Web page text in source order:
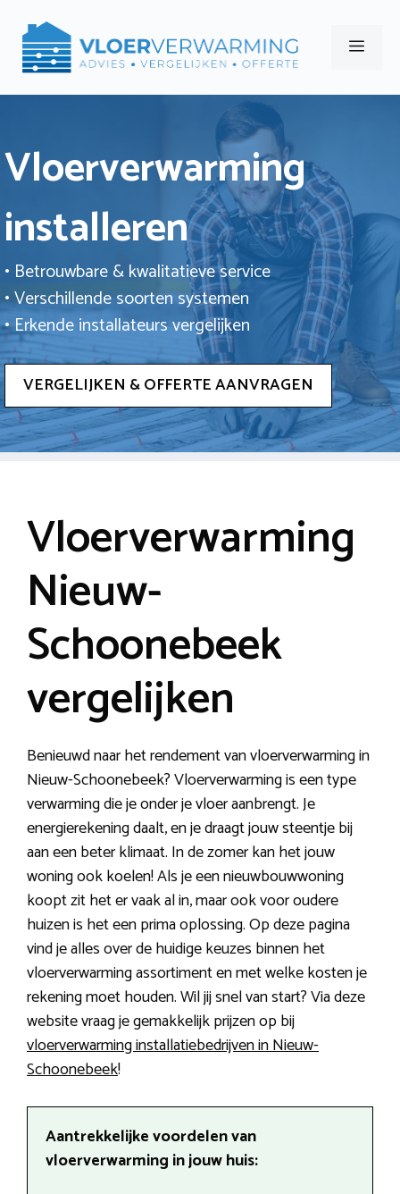
naar
Menu
Vloerverwarming
installeren
• Betrouwbare & kwalitatieve service
• Verschillende soorten systemen
• Erkende installateurs vergelijken
VERGELIJKEN & OFFERTE AANVRAGEN
Vloerverwarming
Nieuw-
Schoonebeek
vergelijken
Benieuwd naar het rendement van vloerverwarming in
Nieuw-Schoonebeek? Vloerverwarming is een type
verwarming die je onder je vloer aanbrengt. Je
energierekening daalt, en je draagt jouw steentje bij
aan een beter klimaat. In de zomer kan het jouw
woning ook koelen! Als je een nieuwbouwwoning
koopt zit het er vaak al in, maar ook voor oudere
huizen is het een prima oplossing. Op deze pagina
vind je alles over de huidige keuzes binnen het
vloerverwarming assortiment en met welke kosten je
rekening moet houden. Wil jij snel van start? Via deze
website vraag je gemakkelijk prijzen op bij
vloerverwarming installatiebedrijven in Nieuw-
Schoonebeek!
Aantrekkelijke voordelen van
vloerverwarming in jouw huis: